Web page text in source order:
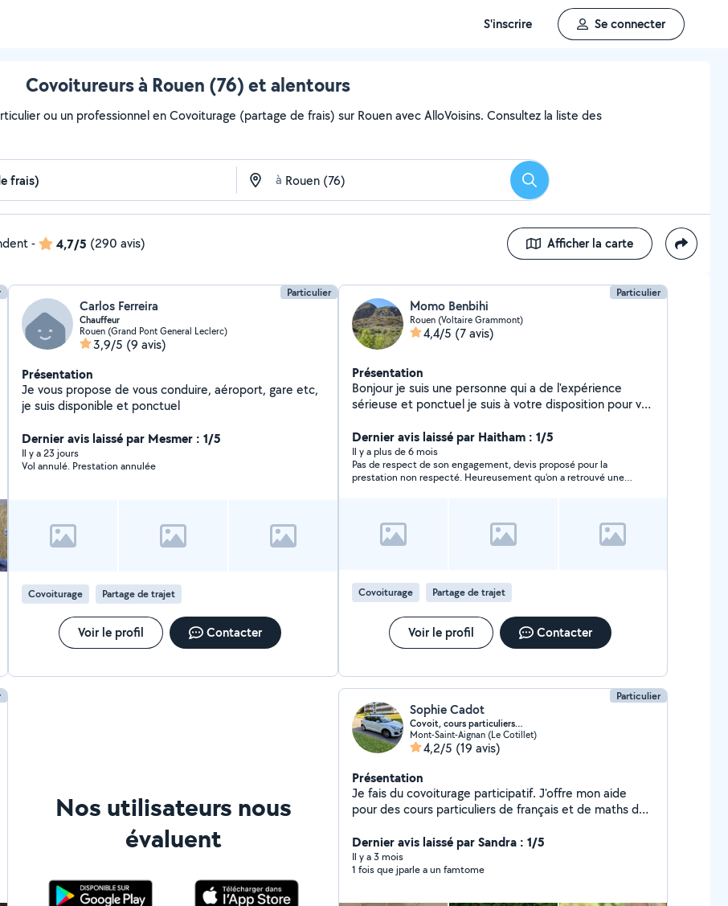
S'inscrire Se connecter
Covoitureurs à Rouen (76) et alentours
ou un professionnel en Covoiturage (partage de frais) sur Rouen avec AlloVoisins. Consultez la liste des
à Rechercher
- 4,7/5 (290 avis) Afficher la carte
Particulier
Carlos Ferreira
Chauffeur
Rouen (Grand Pont General Leclerc)
3,9/5 (9 avis)
Présentation
Je vous propose de vous conduire, aéroport, gare etc,
je suis disponible et ponctuel
Dernier avis laissé par Mesmer : 1/5
Il y a 23 jours
Vol annulé. Prestation annulée
Covoiturage Partage de trajet
Voir le profil Contacter
Particulier
Momo Benbihi
Rouen (Voltaire Grammont)
4,4/5 (7 avis)
Présentation
Bonjour je suis une personne qui a de l'expérience
sérieuse et ponctuel je suis à votre disposition pour vos
Dernier avis laissé par Haitham : 1/5
Il y a plus de 6 mois
Pas de respect de son engagement, devis proposé pour la
prestation non respecté. Heureusement qu'on a retrouvé une
Covoiturage Partage de trajet
Voir le profil Contacter
Nos utilisateurs nous
évaluent
Particulier
Sophie Cadot
Covoit, cours particuliers…
Mont-Saint-Aignan (Le Cotillet)
4,2/5 (19 avis)
Présentation
Je fais du covoiturage participatif. J'offre mon aide
pour des cours particuliers de français et de maths de
dans un rayon de 10kms. J'ai 35 ans de métier.
Dernier avis laissé par Sandra : 1/5
Il y a 3 mois
1 fois que jparle a un famtome